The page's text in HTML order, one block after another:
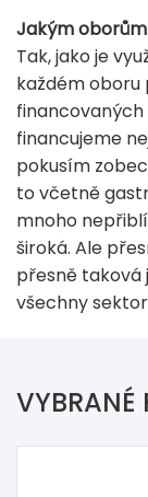
Jakým
Tak, jako je
každém oboru
financujeme
pokusím
to včetně
mnoho
široká. Ale
přesně
všechny
VYBRANÉ